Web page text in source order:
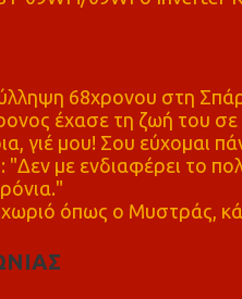
68χρονου στη
έχασε τη ζωή του
γιέ μου! Σου εύχομαι
με ενδιαφέρει το
χωριό όπως ο Μυστράς,